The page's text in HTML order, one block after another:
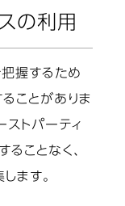
の利用
握するため
ことがありま
ストパーティ
ることなく、
ます。